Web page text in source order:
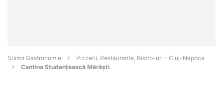
Șoimii Gastronomiei
Pizzerii, Restaurante, Bistro-uri - Cluj-Napoca
Cantina Studențească Mărăști